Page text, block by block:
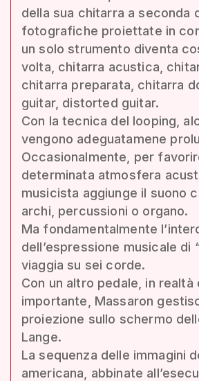
della sua chitarra a seconda
fotografiche proiettate in
un solo strumento diventa
volta, chitarra acustica,
chitarra preparata, chitarra
guitar, distorted guitar.
Con la tecnica del looping,
vengono adeguatamene
Occasionalmente, per
determinata atmosfera
musicista aggiunge il suono
archi, percussioni o organo.
Ma fondamentalmente
dell’espressione musicale di
viaggia su sei corde.
Con un altro pedale, in realtà
importante, Massaron
proiezione sullo schermo
Lange.
La sequenza delle immagini
americana, abbinate